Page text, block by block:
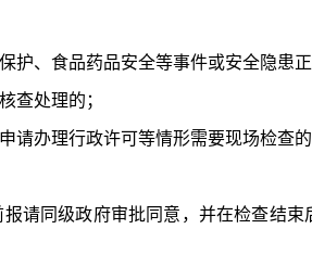
护、食品药品安全等事件或安全隐患
查处理的；
请办理行政许可等情形需要现场检查的
请同级政府审批同意，并在检查结